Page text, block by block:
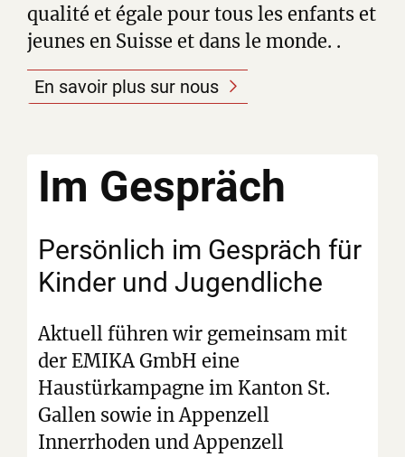
qualité et égale pour tous les enfants et
jeunes en Suisse et dans le monde. .
En savoir plus sur nous
Im Gespräch
Persönlich im Gespräch für
Kinder und Jugendliche
Aktuell führen wir gemeinsam mit
der EMIKA GmbH eine
Haustürkampagne im Kanton St.
Gallen sowie in Appenzell
Innerrhoden und Appenzell